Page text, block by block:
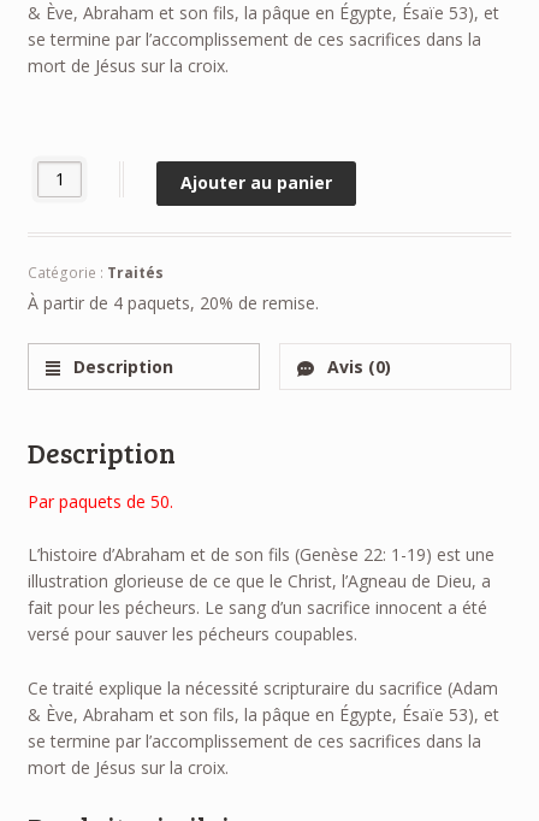
& Ève, Abraham et son fils, la pâque en Égypte, Ésaïe 53), et
se termine par l’accomplissement de ces sacrifices dans la
mort de Jésus sur la croix.
quantité de Pourquoi le prophète Abraham a-t-il offert un
Ajouter au panier
Catégorie : Traités
À partir de 4 paquets, 20% de remise.
Description Avis (0)
Description
Par paquets de 50.
L’histoire d’Abraham et de son fils (Genèse 22: 1-19) est une
illustration glorieuse de ce que le Christ, l’Agneau de Dieu, a
fait pour les pécheurs. Le sang d’un sacrifice innocent a été
versé pour sauver les pécheurs coupables.
Ce traité explique la nécessité scripturaire du sacrifice (Adam
& Ève, Abraham et son fils, la pâque en Égypte, Ésaïe 53), et
se termine par l’accomplissement de ces sacrifices dans la
mort de Jésus sur la croix.